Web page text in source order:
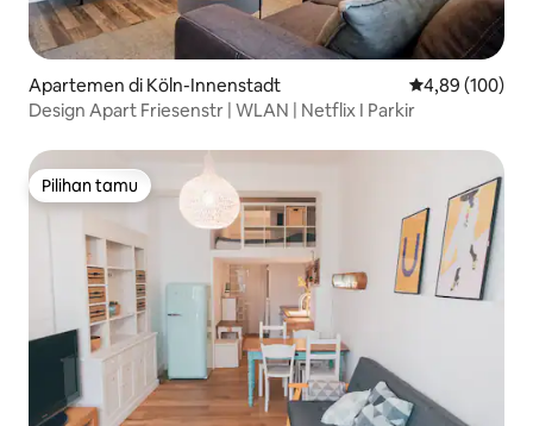
Apartemen di Köln-Innenstadt Nilai rata-rata
4,89 (100)
Design Apart Friesenstr | WLAN | Netflix I Parkir
Pilihan tamu
Pilihan tamu